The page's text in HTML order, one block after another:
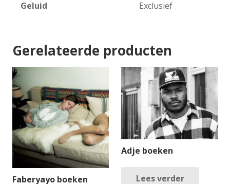
Geluid Exclusief
Gerelateerde producten
Faberyayo boeken
Adje boeken
Lees verder